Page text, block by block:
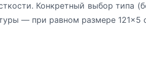
Конкретный выбор типа
— при равном размере 121×5